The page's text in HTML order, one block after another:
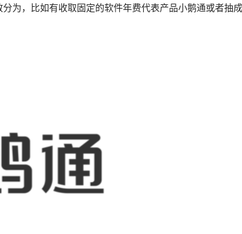
，比如有收取固定的软件年费代表产品小鹅通或者抽